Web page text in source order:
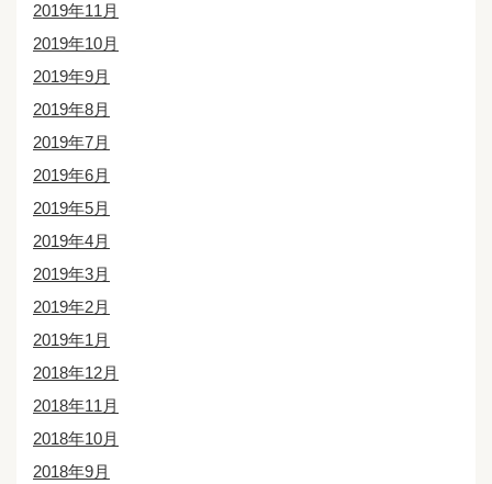
2019年11月
2019年10月
2019年9月
2019年8月
2019年7月
2019年6月
2019年5月
2019年4月
2019年3月
2019年2月
2019年1月
2018年12月
2018年11月
2018年10月
2018年9月